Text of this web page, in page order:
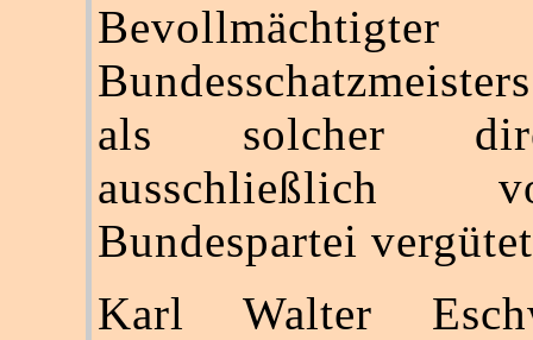
als solcher
ausschließlich
Bundespartei
Karl Walter